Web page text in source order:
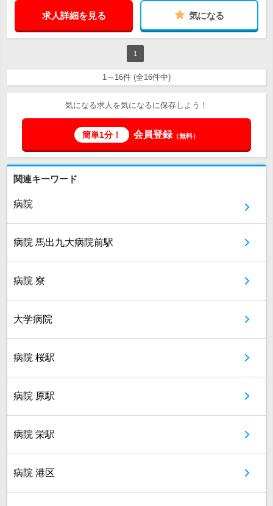
求人詳細を見る 気になる
1
1～16件 (全16件中)
気になる求人を気になるに保存しよう！
簡単1分！ 会員登録（無料）
関連キーワード
病院
病院 馬出九大病院前駅
病院 寮
大学病院
病院 桜駅
病院 原駅
病院 栄駅
病院 港区